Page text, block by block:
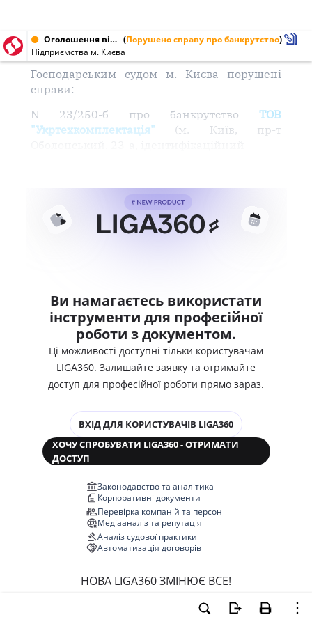
Оголошення від 22.06.2004 № 31467392, 31287347, 31361582 (Порушено справу про банкрутство)
Підприємства м. Києва
Господарським судом м. Києва порушені
справи:
N 23/250-б про банкрутствоТОВ
"Укртехкомплектація" (м. Київ, пр-т
Ви намагаєтесь використати
інструменти для професійної
роботи з документом.
Ці можливості доступні тільки користувачам
LIGA360. Залишайте заявку та отримайте
доступ для професійної роботи прямо зараз.
ВХІД ДЛЯ КОРИСТУВАЧІВ LIGA360
ХОЧУ СПРОБУВАТИ LIGA360 - ОТРИМАТИ
ДОСТУП
Законодавство та аналітика
Корпоративні документи
Перевірка компаній та персон
Медіааналіз та репутація
Аналіз судової практики
Автоматизація договорів
НОВА LIGA360 ЗМІНЮЄ ВСЕ!